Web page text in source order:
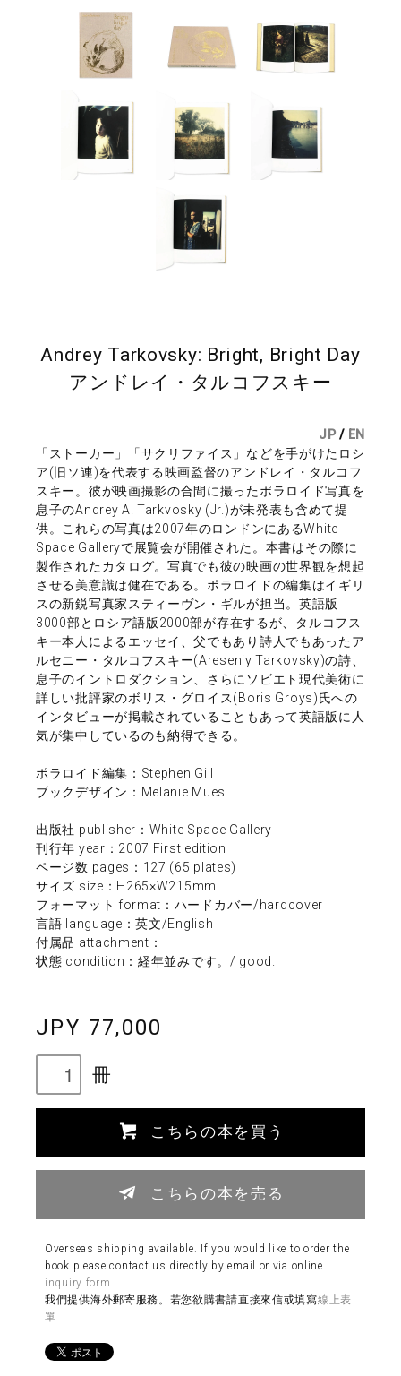
Andrey Tarkovsky: Bright, Bright Day
アンドレイ・タルコフスキー
JP / EN
「ストーカー」「サクリファイス」などを手がけたロシ
ア(旧ソ連)を代表する映画監督のアンドレイ・タルコフ
スキー。彼が映画撮影の合間に撮ったポラロイド写真を
息子のAndrey A. Tarkvosky (Jr.)が未発表も含めて提
供。これらの写真は2007年のロンドンにあるWhite
Space Galleryで展覧会が開催された。本書はその際に
製作されたカタログ。写真でも彼の映画の世界観を想起
させる美意識は健在である。ポラロイドの編集はイギリ
スの新鋭写真家スティーヴン・ギルが担当。英語版
3000部とロシア語版2000部が存在するが、タルコフス
キー本人によるエッセイ、父でもあり詩人でもあったア
ルセニー・タルコフスキー(Areseniy Tarkovsky)の詩、
息子のイントロダクション、さらにソビエト現代美術に
詳しい批評家のボリス・グロイス(Boris Groys)氏への
インタビューが掲載されていることもあって英語版に人
気が集中しているのも納得できる。
ポラロイド編集：Stephen Gill
ブックデザイン：Melanie Mues
出版社 publisher：White Space Gallery
刊行年 year：2007 First edition
ページ数 pages：127 (65 plates)
サイズ size：H265×W215mm
フォーマット format：ハードカバー/hardcover
言語 language：英文/English
付属品 attachment：
状態 condition：経年並みです。/ good.
JPY 77,000
冊
こちらの本を買う
こちらの本を売る
Overseas shipping available. If you would like to order the
book please contact us directly by email or via online
inquiry form
我們提供海外郵寄服務。若您欲購書請直接來信或填寫線上表
單